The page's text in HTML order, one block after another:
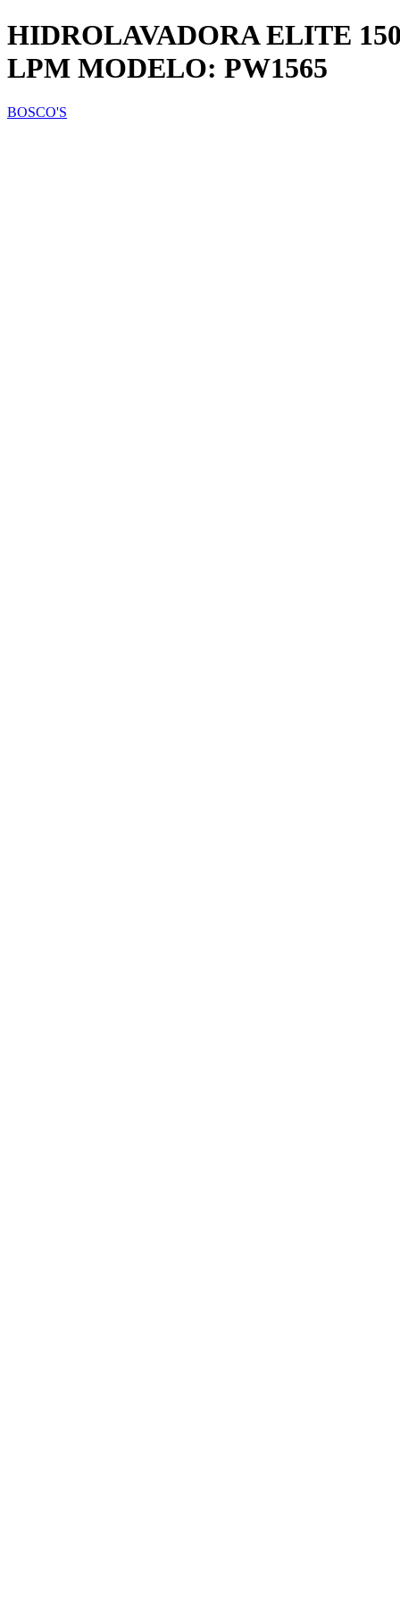
HIDROLAVADORA ELITE
LPM MODELO: PW1565
BOSCO'S